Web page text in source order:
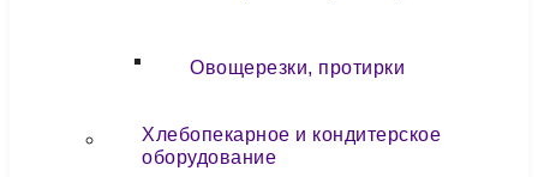
Овощерезки, протирки
Хлебопекарное и кондитерское
оборудование